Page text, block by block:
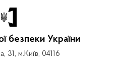
безпеки України
31, м.Київ, 04116